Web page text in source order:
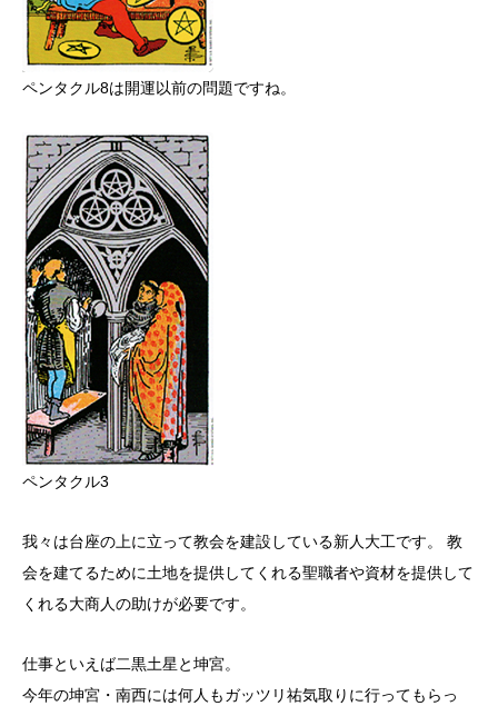
ペンタクル8は開運以前の問題ですね。
ペンタクル3
我々は台座の上に立って教会を建設している新人大工です。 教
会を建てるために土地を提供してくれる聖職者や資材を提供して
くれる大商人の助けが必要です。
仕事といえば二黒土星と坤宮。
今年の坤宮・南西には何人もガッツリ祐気取りに行ってもらっ